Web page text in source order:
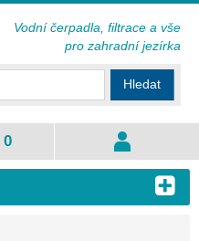
Hledat
0
Vodní čerpadla, filtrace a vše
pro zahradní jezírka